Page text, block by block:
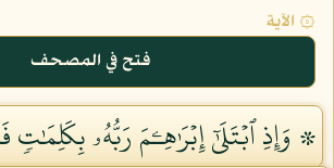
۞ الآية
فتح في المصحف
۞ وَإِذِ ٱبۡتَلَىٰٓ إِبۡرَٰهِـۧمَ رَبُّهُۥ بِكَلِمَٰتٖ